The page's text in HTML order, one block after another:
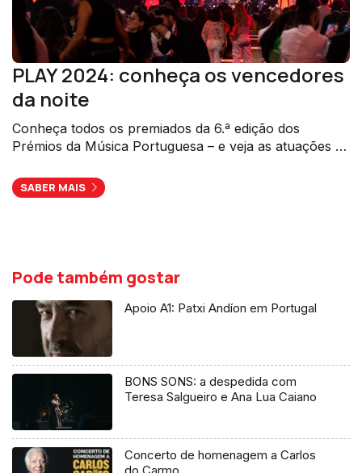
PLAY 2024: conheça os vencedores
da noite
Conheça todos os premiados da 6.ª edição dos
Prémios da Música Portuguesa – e veja as atuações da
SABER MAIS
Pode também gostar
Apoio A1: Patxi Andíon em Portugal
BONS SONS: a despedida com
Teresa Salgueiro e Ana Lua Caiano
Concerto de homenagem a Carlos